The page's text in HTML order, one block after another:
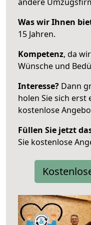
Was wir Ihnen
15 Jahren.
Kompetenz, da
Wünsche und
Interesse? Dann
holen Sie sich erst
kostenlose
Füllen Sie jetzt
Sie kostenlose